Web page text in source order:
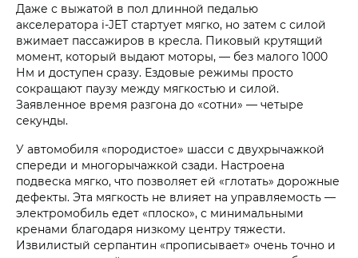
Даже с выжатой в пол длинной педалью
акселератора i‑JET стартует мягко, но затем с силой
вжимает пассажиров в кресла. Пиковый крутящий
момент, который выдают моторы, — без малого 1000
Нм и доступен сразу. Ездовые режимы просто
сокращают паузу между мягкостью и силой.
Заявленное время разгона до «сотни» — четыре
секунды.
У автомобиля «породистое» шасси с двухрычажкой
спереди и многорычажкой сзади. Настроена
подвеска мягко, что позволяет ей «глотать» дорожные
дефекты. Эта мягкость не влияет на управляемость —
электромобиль едет «плоско», с минимальными
кренами благодаря низкому центру тяжести.
Извилистый серпантин «прописывает» очень точно и